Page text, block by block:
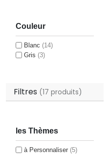
Couleur
Blanc (14)
Gris (3)
Filtres (17 produits)
les Thèmes
à Personnaliser (5)